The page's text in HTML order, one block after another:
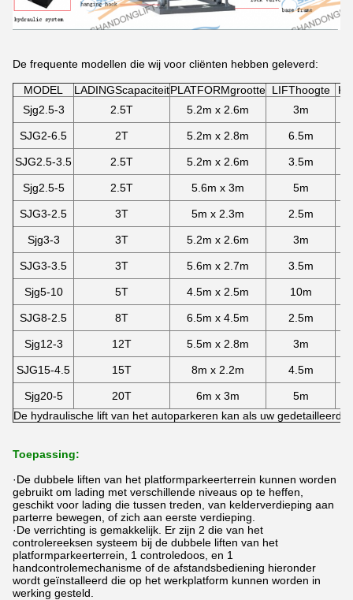
De frequente modellen die wij voor cliënten hebben geleverd:
MODEL LADINGScapaciteitPLATFORMgrootte LIFThoogte
Sjg2.5-3
2.5T 5.2m x 2.6m 3m
SJG2-6.5 2T 5.2m x 2.8m 6.5m
SJG2.5-3.5 2.5T 5.2m x 2.6m 3.5m
Sjg2.5-5 2.5T 5.6m x 3m 5m
SJG3-2.5 3T 5m x 2.3m 2.5m
Sjg3-3 3T 5.2m x 2.6m 3m
SJG3-3.5 3T 5.6m x 2.7m 3.5m
Sjg5-10 5T 4.5m x 2.5m 10m
SJG8-2.5 8T 6.5m x 4.5m 2.5m
Sjg12-3 12T 5.5m x 2.8m 3m
SJG15-4.5 15T 8m x 2.2m 4.5m
Sjg20-5 20T 6m x 3m 5m
De hydraulische lift van het autoparkeren kan als uw
Toepassing:
·De dubbele liften van het platformparkeerterrein kunnen worden
gebruikt om lading met verschillende niveaus op te heffen,
geschikt voor lading die tussen treden, van kelderverdieping aan
parterre bewegen, of zich aan eerste verdieping.
·De verrichting is gemakkelijk. Er zijn 2 die van het
controlereeksen systeem bij de dubbele liften van het
platformparkeerterrein, 1 controledoos, en 1
handcontrolemechanisme of de afstandsbediening hieronder
wordt geïnstalleerd die op het werkplatform kunnen worden in
werking gesteld.